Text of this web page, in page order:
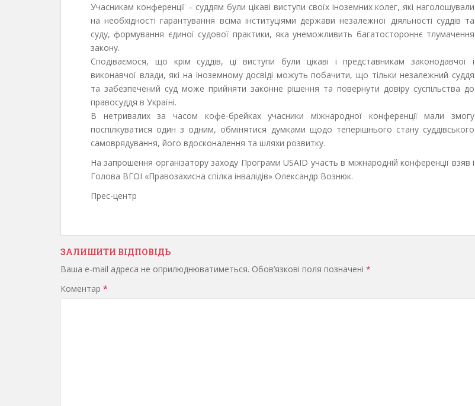
Учасникам конференції – суддям були цікаві виступи своїх іноземних колег, які наголошували
на необхідності гарантування всіма інституціями держави незалежної діяльності суддів та
суду, формування єдиної судової практики, яка унеможливить багатостороннє тлумачення
закону.
Сподіваємося, що крім суддів, ці виступи були цікаві і представникам законодавчої і
виконавчої влади, які на іноземному досвіді можуть побачити, що тільки незалежний суддя
та забезпечений суд може прийняти законне рішення та повернути довіру суспільства до
правосуддя в Україні.
В нетривалих за часом кофе-брейках учасники міжнародної конференції мали змогу
поспілкуватися один з одним, обмінятися думками щодо теперішнього стану суддівського
самоврядування, його вдосконалення та шляхи розвитку.
На запрошення організатору заходу Програми USAID участь в міжнародній конференції взяв і
Голова ВГОІ «Правозахисна спілка інвалідів» Олександр Вознюк.
Прес-центр
ЗАЛИШИТИ ВІДПОВІДЬ
Ваша e-mail адреса не оприлюднюватиметься. Обов’язкові поля позначені *
Коментар *